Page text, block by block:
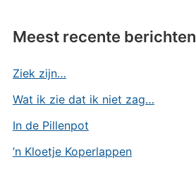
Meest recente berichten
Ziek zijn…
Wat ik zie dat ik niet zag…
In de Pillenpot
’n Kloetje Koperlappen